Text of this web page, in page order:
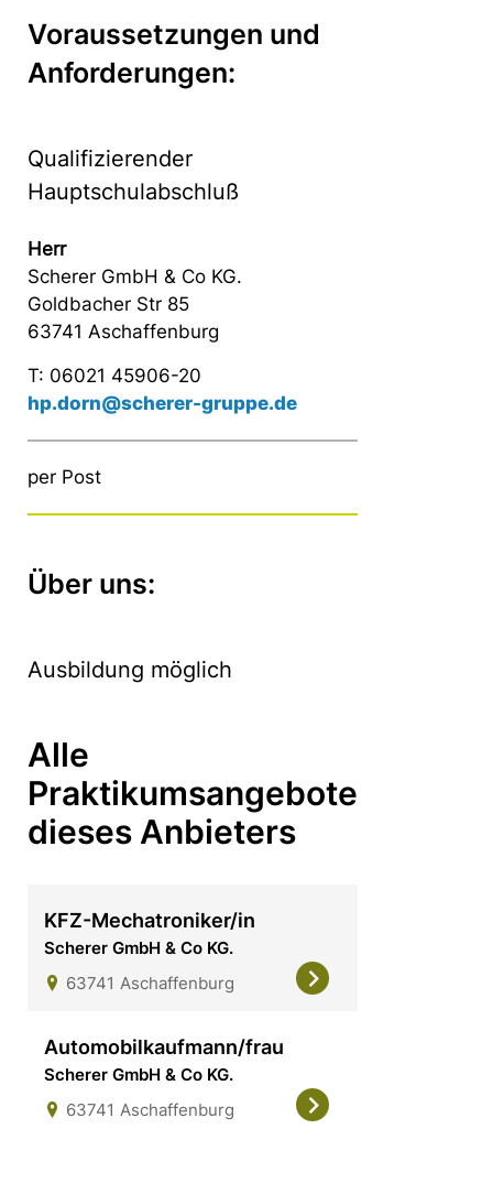
Voraussetzungen und
Anforderungen:
Qualifizierender
Hauptschulabschluß
Herr
Scherer GmbH & Co KG.
Goldbacher Str 85
63741 Aschaffenburg
T: 06021 45906-20
hp.dorn@scherer-gruppe.de
per Post
Über uns:
Ausbildung möglich
Alle
Praktikumsangebote
dieses Anbieters
KFZ-Mechatroniker/in
Scherer GmbH & Co KG.
63741 Aschaffenburg
Automobilkaufmann/frau
Scherer GmbH & Co KG.
63741 Aschaffenburg